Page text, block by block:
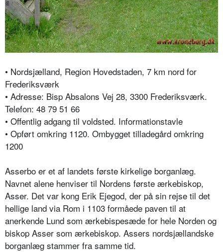
• Nordsjælland, Region Hovedstaden, 7 km nord for
Frederiksværk
• Adresse: Bisp Absalons Vej 28, 3300 Frederiksværk.
Telefon: 48 79 51 66
• Offentlig adgang til voldsted. Informationstavle
• Opført omkring 1120. Ombygget tilladegård omkring
1200
Asserbo er et af landets første kirkelige borganlæg.
Navnet alene henviser til Nordens første ærkebiskop,
Asser. Det var kong Erik Ejegod, der på sin rejse til det
hellige land via Rom i 1103 formåede paven til at
anerkende Lund som ærkebispesæde for hele Norden og
biskop Asser som ærkebiskop. Assers nordsjællandske
borganlæg stammer fra samme tid.